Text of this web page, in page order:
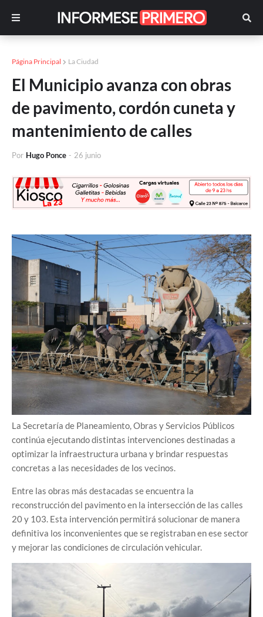
Página Principal La Ciudad
El Municipio avanza con obras
de pavimento, cordón cuneta y
mantenimiento de calles
Por Hugo Ponce - 26 junio
La Secretaría de Planeamiento, Obras y Servicios Públicos
continúa ejecutando distintas intervenciones destinadas a
optimizar la infraestructura urbana y brindar respuestas
concretas a las necesidades de los vecinos.
Entre las obras más destacadas se encuentra la
reconstrucción del pavimento en la intersección de las calles
20 y 103. Esta intervención permitirá solucionar de manera
definitiva los inconvenientes que se registraban en ese sector
y mejorar las condiciones de circulación vehicular.